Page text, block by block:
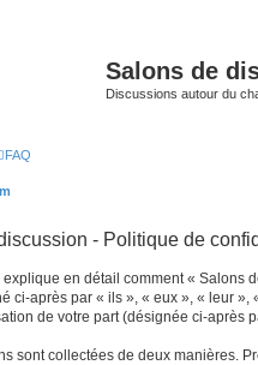
Salons de
Discussions autour du
FAQ
- Politique de
en détail comment « Salons
ci-après par « ils », « eux », « leur
de votre part (désignée ci-après
sont collectées de deux manières.